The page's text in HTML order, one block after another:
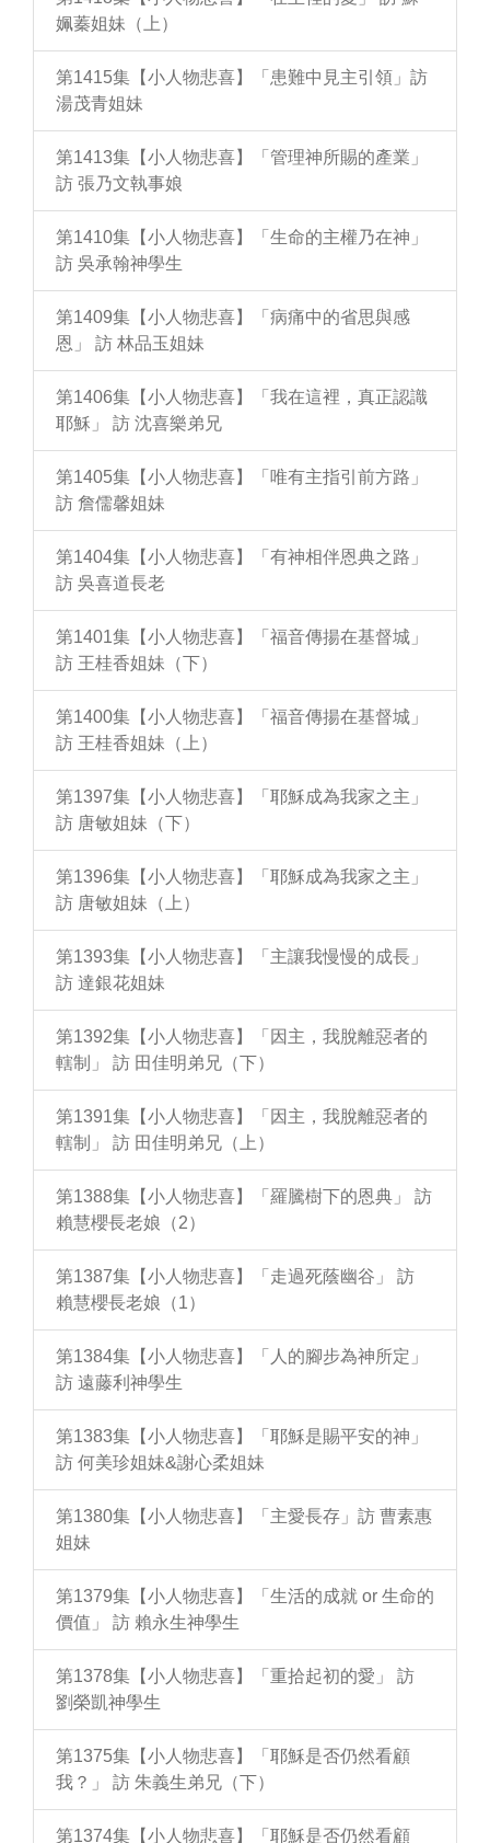
姵蓁姐妹（上）
第1415集【小人物悲喜】「患難中見主引領」訪
湯茂青姐妹
第1413集【小人物悲喜】「管理神所賜的產業」
訪 張乃文執事娘
第1410集【小人物悲喜】「生命的主權乃在神」
訪 吳承翰神學生
第1409集【小人物悲喜】「病痛中的省思與感
恩」 訪 林品玉姐妹
第1406集【小人物悲喜】「我在這裡，真正認識
耶穌」 訪 沈喜樂弟兄
第1405集【小人物悲喜】「唯有主指引前方路」
訪 詹儒馨姐妹
第1404集【小人物悲喜】「有神相伴恩典之路」
訪 吳喜道長老
第1401集【小人物悲喜】「福音傳揚在基督城」
訪 王桂香姐妹（下）
第1400集【小人物悲喜】「福音傳揚在基督城」
訪 王桂香姐妹（上）
第1397集【小人物悲喜】「耶穌成為我家之主」
訪 唐敏姐妹（下）
第1396集【小人物悲喜】「耶穌成為我家之主」
訪 唐敏姐妹（上）
第1393集【小人物悲喜】「主讓我慢慢的成長」
訪 達銀花姐妹
第1392集【小人物悲喜】「因主，我脫離惡者的
轄制」 訪 田佳明弟兄（下）
第1391集【小人物悲喜】「因主，我脫離惡者的
轄制」 訪 田佳明弟兄（上）
第1388集【小人物悲喜】「羅騰樹下的恩典」 訪
賴慧櫻長老娘（2）
第1387集【小人物悲喜】「走過死蔭幽谷」 訪
賴慧櫻長老娘（1）
第1384集【小人物悲喜】「人的腳步為神所定」
訪 遠藤利神學生
第1383集【小人物悲喜】「耶穌是賜平安的神」
訪 何美珍姐妹&謝心柔姐妹
第1380集【小人物悲喜】「主愛長存」訪 曹素惠
姐妹
第1379集【小人物悲喜】「生活的成就 or 生命的
價值」 訪 賴永生神學生
第1378集【小人物悲喜】「重拾起初的愛」 訪
劉榮凱神學生
第1375集【小人物悲喜】「耶穌是否仍然看顧
我？」 訪 朱義生弟兄（下）
第1374集【小人物悲喜】「耶穌是否仍然看顧